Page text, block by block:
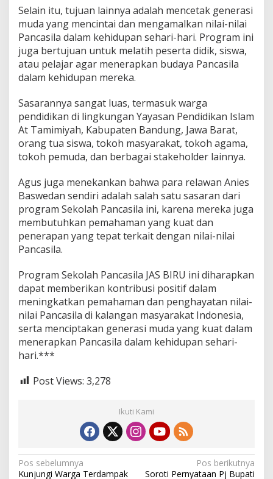
n
c
a
s
i
l
a
d
M
a
s
a
r
k
a
Selain itu, tujuan lainnya adalah mencetak generasi
muda yang mencintai dan mengamalkan nilai-nilai
Pancasila dalam kehidupan sehari-hari. Program ini
juga bertujuan untuk melatih peserta didik, siswa,
atau pelajar agar menerapkan budaya Pancasila
dalam kehidupan mereka.
Sasarannya sangat luas, termasuk warga
pendidikan di lingkungan Yayasan Pendidikan Islam
At Tamimiyah, Kabupaten Bandung, Jawa Barat,
orang tua siswa, tokoh masyarakat, tokoh agama,
tokoh pemuda, dan berbagai stakeholder lainnya.
Agus juga menekankan bahwa para relawan Anies
Baswedan sendiri adalah salah satu sasaran dari
program Sekolah Pancasila ini, karena mereka juga
membutuhkan pemahaman yang kuat dan
penerapan yang tepat terkait dengan nilai-nilai
Pancasila.
Program Sekolah Pancasila JAS BIRU ini diharapkan
dapat memberikan kontribusi positif dalam
meningkatkan pemahaman dan penghayatan nilai-
nilai Pancasila di kalangan masyarakat Indonesia,
serta menciptakan generasi muda yang kuat dalam
menerapkan Pancasila dalam kehidupan sehari-
hari.***
Post Views: 3,278
Ikuti Kami
N
Pos sebelumnya
Kunjungi Warga Terdampak
Pos berikutnya
Soroti Pernyataan Pj Bupati